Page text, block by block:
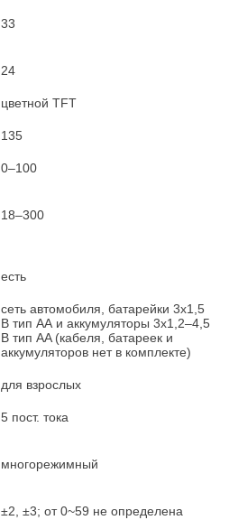
33
24
цветной TFT
135
0–100
18–300
есть
сеть автомобиля, батарейки 3х1,5
В тип АА и аккумуляторы 3x1,2–4,5
В тип AA (кабеля, батареек и
аккумуляторов нет в комплекте)
для взрослых
5 пост. тока
многорежимный
±2, ±3; от 0~59 не определена